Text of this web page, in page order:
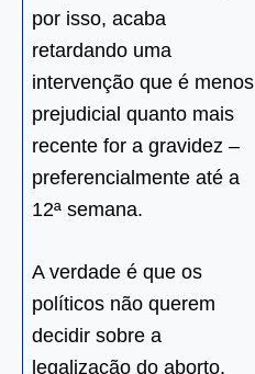
por isso, acaba
retardando uma
intervenção que é menos
prejudicial quanto mais
recente for a gravidez –
preferencialmente até a
12ª semana.
A verdade é que os
políticos não querem
decidir sobre a
legalização do aborto,